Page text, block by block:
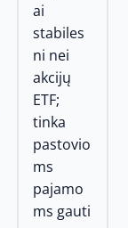
ai
stabiles
ni nei
akcijų
ETF;
tinka
pastovio
ms
pajamo
ms gauti